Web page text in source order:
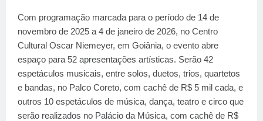
Com programação marcada para o período de 14 de
novembro de 2025 a 4 de janeiro de 2026, no Centro
Cultural Oscar Niemeyer, em Goiânia, o evento abre
espaço para 52 apresentações artísticas. Serão 42
espetáculos musicais, entre solos, duetos, trios, quartetos
e bandas, no Palco Coreto, com cachê de R$ 5 mil cada, e
outros 10 espetáculos de música, dança, teatro e circo que
serão realizados no Palácio da Música, com cachê de R$